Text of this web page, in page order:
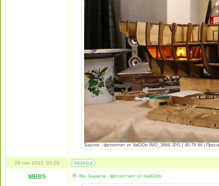
Баунти - фотоотчет от ValOOn IMG_3664.JPG [ 40.79 Кб |
29 сен 2012, 00:01
MBBS Re: Баунти - фотоотчет от ValOOn